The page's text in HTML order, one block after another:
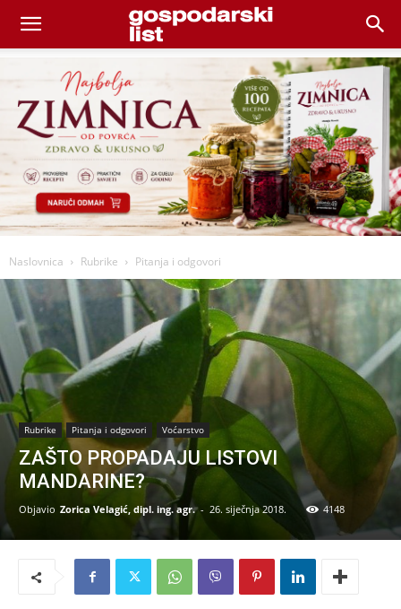
Naslovnica Rubrike Pitanja i odgovori
Rubrike Pitanja i odgovori Voćarstvo
ZAŠTO PROPADAJU LISTOVI
MANDARINE?
Objavio Zorica Velagić, dipl. ing. agr. - 26. siječnja 2018. 4148